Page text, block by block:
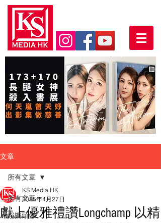
文章
所有文章
娛樂頭條
所有文章
獻上優雅禮讚Longchamp 以精
KS Media HK
2025年4月27日